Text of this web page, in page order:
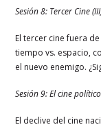
Sesión 8: Tercer Cine
El tercer cine fuera
tiempo vs. espacio,
el nuevo enemigo.
Sesión 9: El cine
El declive del cine